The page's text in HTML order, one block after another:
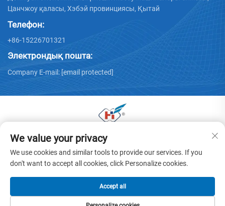
Цанчжоу қаласы, Хэбэй провинциясы, Қытай
Телефон:
+86-15226701321
Электрондық пошта:
Company E-mail: [email protected]
© 2025 Донггуан Хуая қаңылтыр машиналары
компаниясының барлық құқтары сақталған. -Жекелік
саясат
We value your privacy
We use cookies and similar tools to provide our services. If you
don't want to accept all cookies, click Personalize cookies.
Accept all